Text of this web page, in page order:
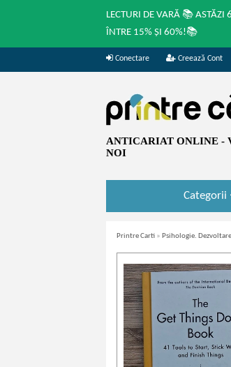
LECTURI DE VARĂ 📚 ASTĂZI
ÎNTRE 15% ȘI 60%!📚
Conectare Creează Cont
ANTICARIAT ONLINE -
NOI
Categorii
Printre Carti » Psihologie.